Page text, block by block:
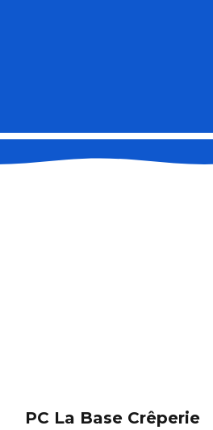
PC La Base Crêperie